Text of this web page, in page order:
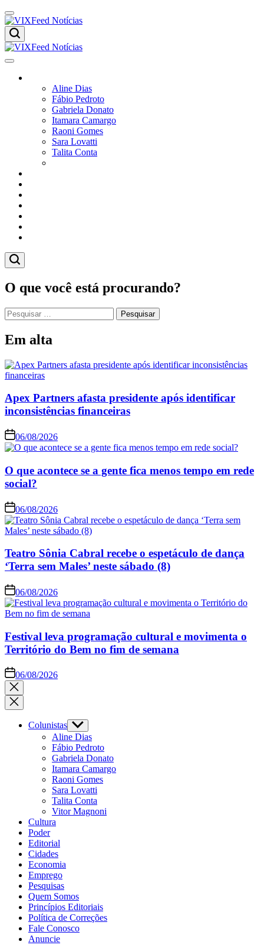
Aline Dias
Fábio Pedroto
Gabriela Donato
Itamara Camargo
Raoni Gomes
Sara Lovatti
Talita Conta
O que você está procurando?
Em alta
Apex Partners afasta presidente após identificar
inconsistências financeiras
06/08/2026
O que acontece se a gente fica menos tempo em rede
social?
06/08/2026
Teatro Sônia Cabral recebe o espetáculo de dança
‘Terra sem Males’ neste sábado (8)
06/08/2026
Festival leva programação cultural e movimenta o
Território do Bem no fim de semana
06/08/2026
Colunistas
Aline Dias
Fábio Pedroto
Gabriela Donato
Itamara Camargo
Raoni Gomes
Sara Lovatti
Talita Conta
Vitor Magnoni
Cultura
Poder
Editorial
Cidades
Economia
Emprego
Pesquisas
Quem Somos
Princípios Editoriais
Política de Correções
Fale Conosco
Anuncie